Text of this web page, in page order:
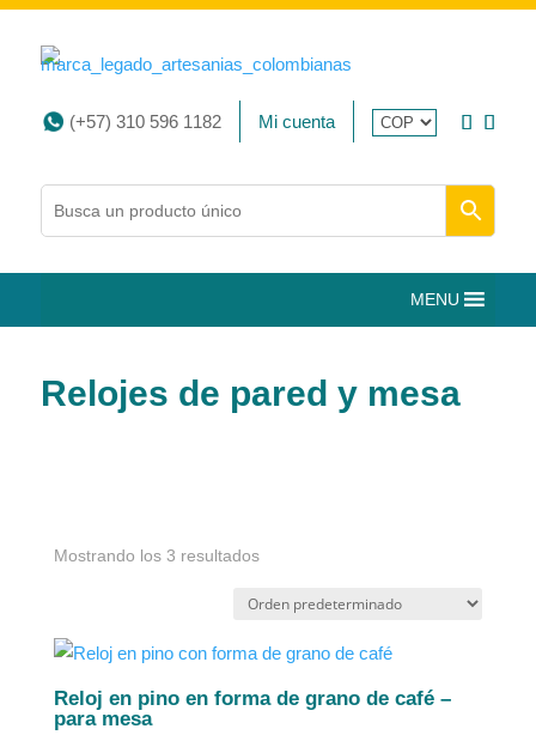
(+57) 310 596 1182 Mi cuenta
MENU
Relojes de pared y mesa
Mostrando los 3 resultados
Reloj en pino en forma de grano de café –
para mesa